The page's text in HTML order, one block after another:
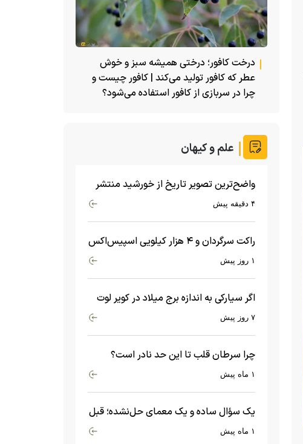
درخت کافور؛ درختی همیشه سبز و خوش
عطر که کافور تولید می‌کند | کافور چیست و
چرا در سربازی از کافور استفاده می‌شود؟
علم و کیهان
واضح‌ترین تصویر تاریخ از خورشید منتشر
شد
۴ دقیقه پیش
راکت سرگردان و ۴ هزار کیلویی اسپیس‌اکس
۱ روز پیش
اگر سیارکی به اندازه برج میلاد در کویر لوت
سقوط کند، چه اتفاقی می‌افتد؟
۷ روز پیش
چرا سرطان قلب تا این حد نادر است؟
ماجرای معامله عجیبی که در بدن اتفاق۱ ماه پیش
یک سؤال ساده و یک معمای حل‌نشده؛ قبل
از بیگ‌بنگ و آغاز جهان چه چیزی وجود۱ ماه پیش